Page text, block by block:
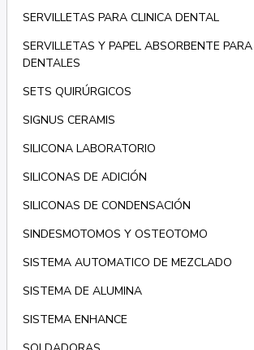
SERVILLETAS PARA CLINICA DENTAL
SERVILLETAS Y PAPEL ABSORBENTE
DENTALES
SETS QUIRÚRGICOS
SIGNUS CERAMIS
SILICONA LABORATORIO
SILICONAS DE ADICIÓN
SILICONAS DE CONDENSACIÓN
SINDESMOTOMOS Y OSTEOTOMO
SISTEMA AUTOMATICO DE MEZCLADO
SISTEMA DE ALUMINA
SISTEMA ENHANCE